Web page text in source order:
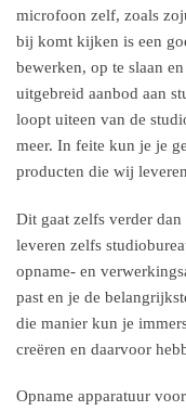
microfoon zelf, zoals
bij komt kijken is een
bewerken, op te slaan
uitgebreid aanbod aan
loopt uiteen van de
meer. In feite kun je je
producten die wij
Dit gaat zelfs verder
leveren zelfs
opname- en
past en je de
die manier kun je
creëren en daarvoor
Opname apparatuur